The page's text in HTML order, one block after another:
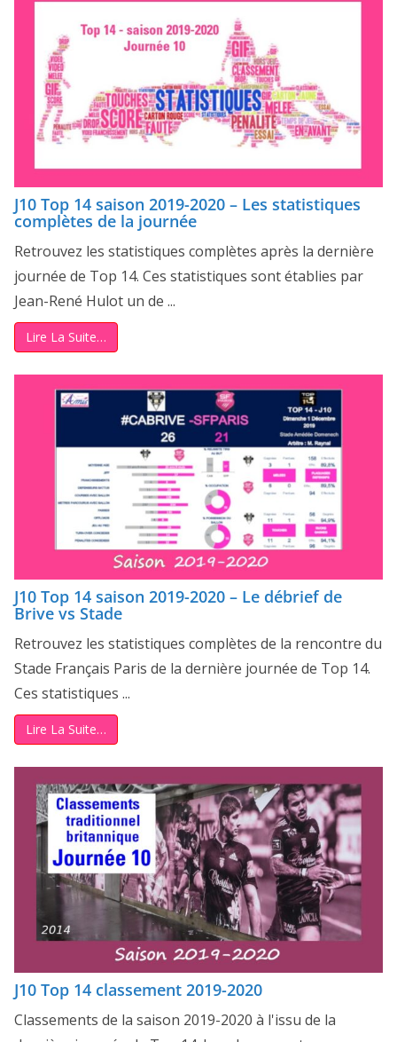
J10 Top 14 saison 2019-2020 – Les statistiques
complètes de la journée
Retrouvez les statistiques complètes après la dernière
journée de Top 14. Ces statistiques sont établies par
Jean-René Hulot un de ...
Lire La Suite…
J10 Top 14 saison 2019-2020 – Le débrief de
Brive vs Stade
Retrouvez les statistiques complètes de la rencontre du
Stade Français Paris de la dernière journée de Top 14.
Ces statistiques ...
Lire La Suite…
J10 Top 14 classement 2019-2020
Classements de la saison 2019-2020 à l'issu de la